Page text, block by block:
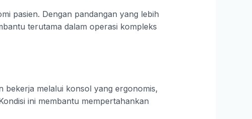
pasien. Dengan pandangan yang lebih
terutama dalam operasi kompleks
bekerja melalui konsol yang ergonomis,
ini membantu mempertahankan